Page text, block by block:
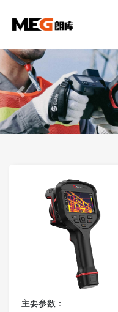
Previous
主要参数：